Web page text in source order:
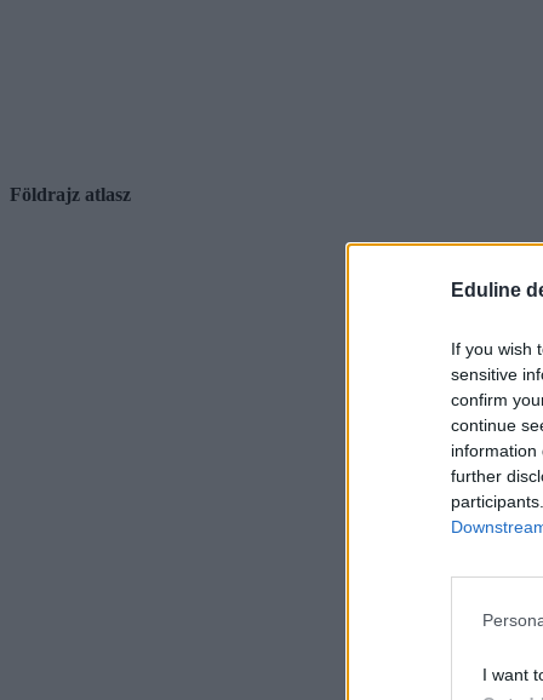
Eduline
If you wish
sensitive
confirm
continue
information
further
I want
Földrajz atlasz